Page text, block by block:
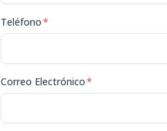
Teléfono*
Correo Electrónico*